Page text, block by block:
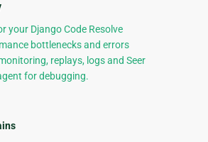
your Django Code Resolve
bottlenecks and errors
replays, logs and Seer
for debugging.